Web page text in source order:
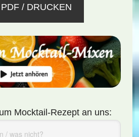
/ DRUCKEN
Mocktail-Rezept an uns: